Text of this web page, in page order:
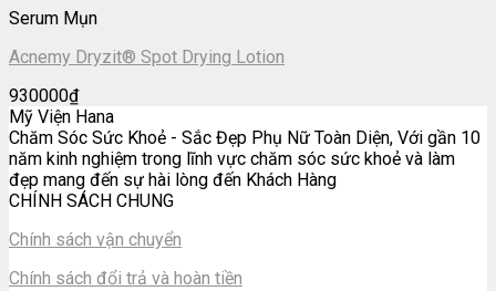
Serum Mụn
Acnemy Dryzit® Spot Drying Lotion
930000₫
Mỹ Viện Hana
Chăm Sóc Sức Khoẻ - Sắc Đẹp Phụ Nữ Toàn Diện, Với gần 10
năm kinh nghiệm trong lĩnh vực chăm sóc sức khoẻ và làm
đẹp mang đến sự hài lòng đến Khách Hàng
CHÍNH SÁCH CHUNG
Chính sách vận chuyển
Chính sách đổi trả và hoàn tiền